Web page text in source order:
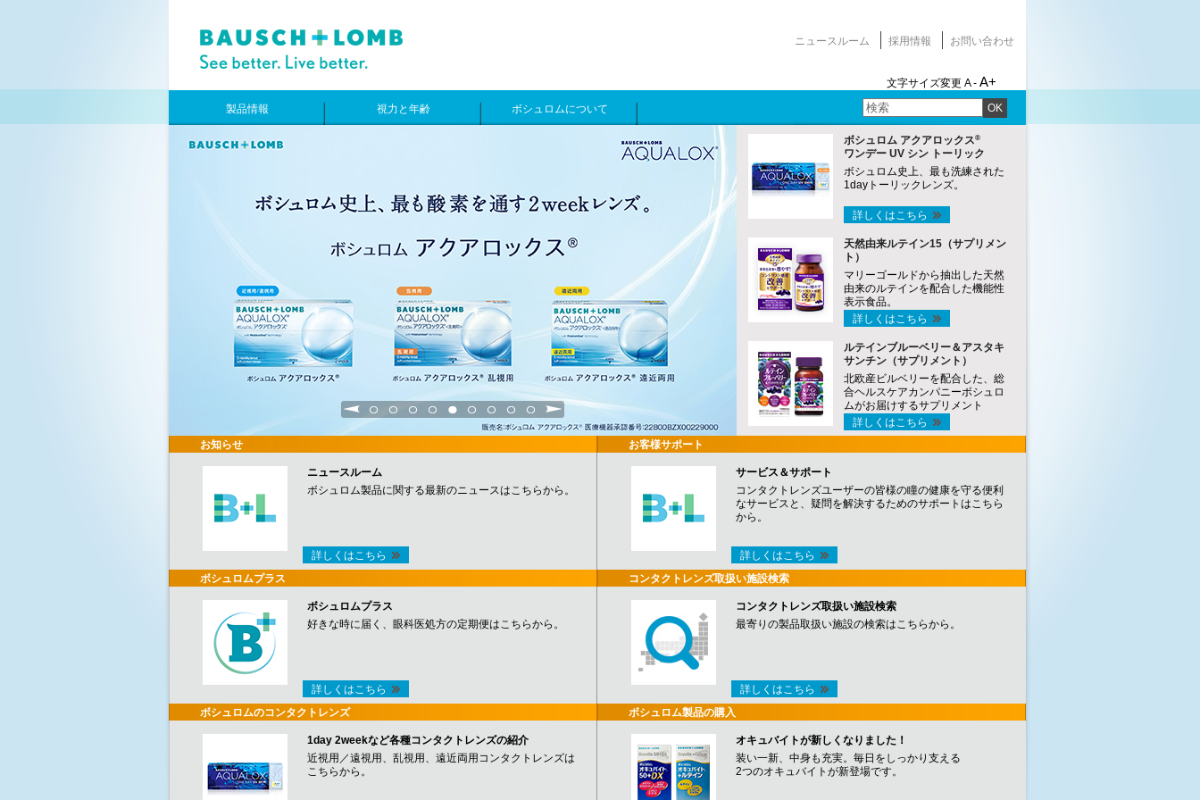
ニュースルーム 採用情報 お問い合わせ
文字サイズ変更 A - A+
OK
製品情報 視力と年齢 ボシュロムについて
1 2 3 4 5 6 7 8 9
ボシュロム アクアロックス®
ワンデー UV シン トーリック
ボシュロム史上、最も洗練された
1dayトーリックレンズ。
詳しくはこちら
天然由来ルテイン15（サプリメン
ト）
マリーゴールドから抽出した天然
由来のルテインを配合した機能性
表示食品。
詳しくはこちら
ルテインブルーベリー＆アスタキ
サンチン（サプリメント）
北欧産ビルベリーを配合した、総
合ヘルスケアカンパニーボシュロ
ムがお届けするサプリメント
詳しくはこちら
お知らせ
ニュースルーム
ボシュロム製品に関する最新のニュースはこちらから。
詳しくはこちら
ボシュロムプラス
ボシュロムプラス
好きな時に届く、眼科医処方の定期便はこちらから。
詳しくはこちら
ボシュロムのコンタクトレンズ
1day 2weekなど各種コンタクトレンズの紹介
近視用／遠視用、乱視用、遠近両用コンタクトレンズは
こちらから。
お客様サポート
サービス＆サポート
コンタクトレンズユーザーの皆様の瞳の健康を守る便利
なサービスと、疑問を解決するためのサポートはこちら
から。
詳しくはこちら
コンタクトレンズ取扱い施設検索
コンタクトレンズ取扱い施設検索
最寄りの製品取扱い施設の検索はこちらから。
詳しくはこちら
ボシュロム製品の購入
オキュバイトが新しくなりました！
装い一新、中身も充実。毎日をしっかり支える
2つのオキュバイトが新登場です。